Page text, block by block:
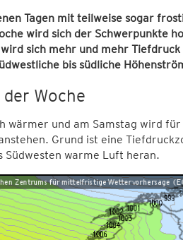
Tagen mit teilweise sogar
wird sich der Schwerpunkte
sich mehr und mehr
bis südliche
Woche
wärmer und am Samstag wird
Grund ist eine
warme Luft heran.